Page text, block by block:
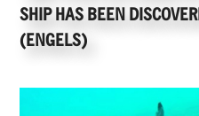
SHIP HAS BEEN
(ENGELS)